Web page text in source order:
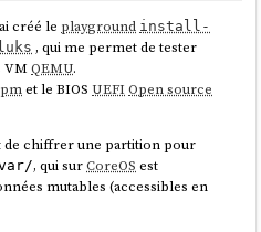
pertinente. En cas de non
peut être clôturée
dans
créé le playground install-
, qui me permet de tester
VMQEMU.
et le BIOSUEFI Open source
de chiffrer une partition pour
, qui surCoreOS est
mutables (accessibles en